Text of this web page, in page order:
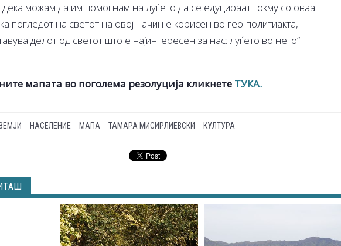
можам да им помогнам на луѓето да се едуцираат токму со оваа
погледот на светот на овој начин е корисен во гео-политиакта,
делот од светот што е најинтересен за нас: луѓето во него“.
мапата во поголема резолуција кликнете ТУКА.
НАСЕЛЕНИЕ МАПА ТАМАРА МИСИРЛИЕВСКИ КУЛТУРА